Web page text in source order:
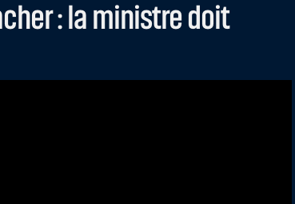
: la ministre doit